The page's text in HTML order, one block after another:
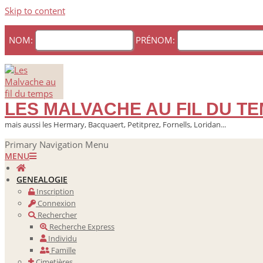
Skip to content
NOM: PRÉNOM:
LES MALVACHE AU FIL DU
mais aussi les Hermary, Bacquaert, Petitprez, Fornells, Loridan...
Primary Navigation Menu
MENU
GENEALOGIE
Inscription
Connexion
Rechercher
Recherche Express
Individu
Famille